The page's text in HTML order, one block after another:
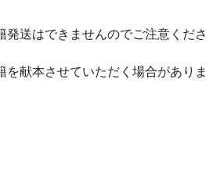
送はできませんのでご注意くださ
献本させていただく場合がありま